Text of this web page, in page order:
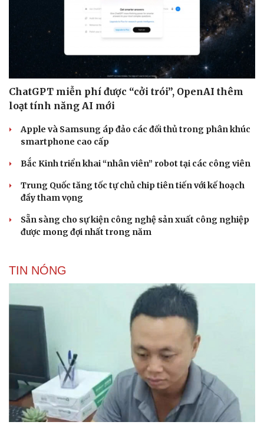
ChatGPT miễn phí được “cởi trói”, OpenAI thêm
loạt tính năng AI mới
Apple và Samsung áp đảo các đối thủ trong phân khúc
smartphone cao cấp
Bắc Kinh triển khai “nhân viên” robot tại các công viên
Trung Quốc tăng tốc tự chủ chip tiên tiến với kế hoạch
đầy tham vọng
Sẵn sàng cho sự kiện công nghệ sản xuất công nghiệp
được mong đợi nhất trong năm
TIN NÓNG